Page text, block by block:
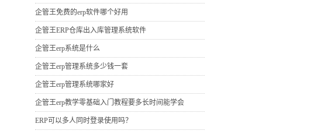
企管王免费的erp软件哪个好用
企管王ERP仓库出入库管理系统软件
企管王erp系统是什么
企管王erp管理系统多少钱一套
企管王erp管理系统哪家好
企管王erp教学零基础入门教程要多长时间能学会
ERP可以多人同时登录使用吗？